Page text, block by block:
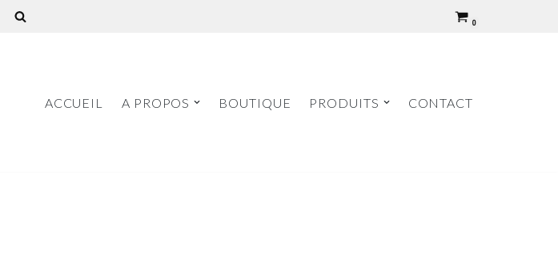
0
ACCUEIL A PROPOS BOUTIQUE PRODUITS CONTACT